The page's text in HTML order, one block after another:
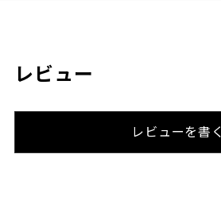
レビュー
レビューを書く